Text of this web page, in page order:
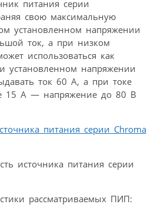
питания серии
свою максимальную
установленном напряжении
ток, а при низком
использоваться как
установленном напряжении
ток 60 А, а при токе
15 А — напряжение до 80 В
источника питания серии
рассматриваемых ПИП: